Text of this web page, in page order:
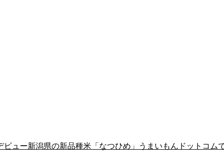
ュー新潟県の新品種米「なつひめ」うまいもんドットコム